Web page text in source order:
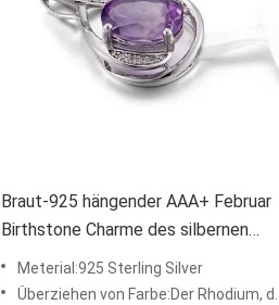
Braut-925 hängender AAA+ Februar
Birthstone Charme des silbernen
Edelstein-
Meterial:925 Sterling Silver
Überziehen von Farbe:Der Rhodium, der, Gold 18K überzogen wurde, überzog, 14K das überzogene Gold, Rose Gold Plated, Silb